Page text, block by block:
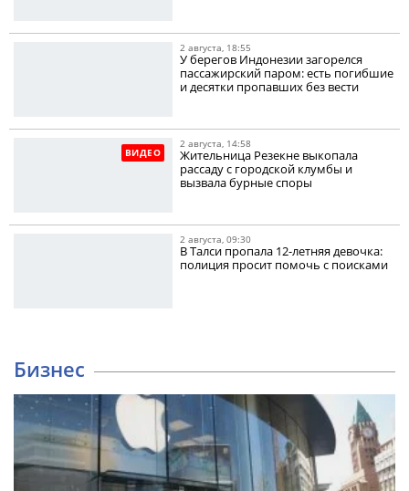
2 августа, 18:55
У берегов Индонезии загорелся
пассажирский паром: есть погибшие
и десятки пропавших без вести
ВИДЕО
2 августа, 14:58
Жительница Резекне выкопала
рассаду с городской клумбы и
вызвала бурные споры
2 августа, 09:30
В Талси пропала 12-летняя девочка:
полиция просит помочь с поисками
Бизнес